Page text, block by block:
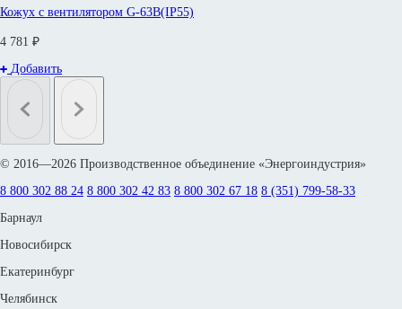
Кожух с вентилятором G-63B(IP55)
4 781 ₽
Добавить
© 2016—2026 Производственное объединение «Энергоиндустрия»
8 800 302 88 24 8 800 302 42 83 8 800 302 67 18 8 (351) 799-58-33
Барнаул
Новосибирск
Екатеринбург
Челябинск